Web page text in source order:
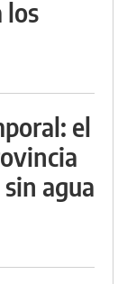
los
el
agua